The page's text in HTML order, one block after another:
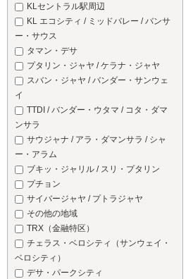
KLセントラル駅周辺
KL エコシティ / ミッドバレー / バンサ
ー・サウス
タマン・デサ
プタリン・ジャヤ / ケラナ・ジャヤ
スバン・ジャヤ / バンダー・サンウェ
イ
TTDI / バンダー・ウタマ / コタ・ダマ
ンサラ
サウジャナ / アラ・ダマンサラ / シャ
ー・アラム
ブキッ・ジャリル / スリ・プタリン
プチョン
サイバージャヤ / プトラジャヤ
その他の地域
TRX（金融特区）
チェラス・ベロシティ（サンウェイ・
ベロシティ）
デサ・パークシティ